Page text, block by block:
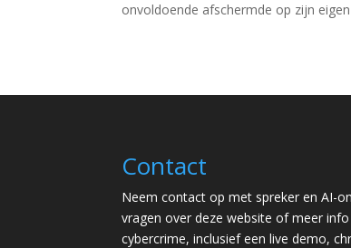
onvoldoende afschermde op zijn
Contact
Neem contact op met spreker en AI-
vragen over deze website of meer
cybercrime, inclusief een live demo,